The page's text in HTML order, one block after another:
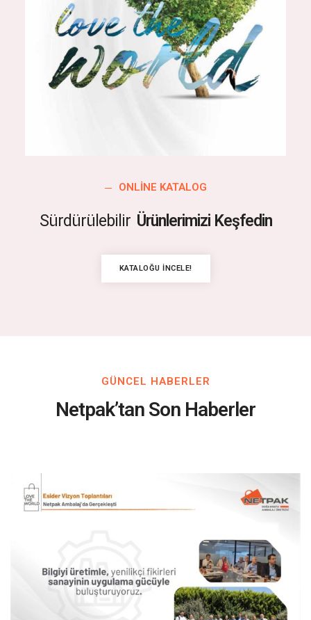
ONLINE KATALOG
Sürdürülebilir Ürünlerimizi Keşfedin
KATALOĞU İNCELE!
GÜNCEL HABERLER
Netpak’tan Son Haberler